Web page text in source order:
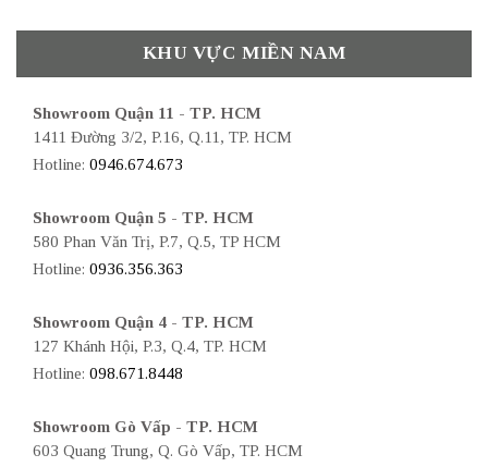
KHU VỰC MIỀN NAM
Showroom Quận 11 - TP. HCM
1411 Đường 3/2, P.16, Q.11, TP. HCM
Hotline: 0946.674.673
Showroom Quận 5 - TP. HCM
580 Phan Văn Trị, P.7, Q.5, TP HCM
Hotline: 0936.356.363
Showroom Quận 4 - TP. HCM
127 Khánh Hội, P.3, Q.4, TP. HCM
Hotline: 098.671.8448
Showroom Gò Vấp - TP. HCM
603 Quang Trung, Q. Gò Vấp, TP. HCM